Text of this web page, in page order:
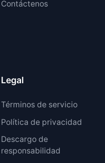
Contáctenos
Legal
Términos de servicio
Política de privacidad
Descargo de
responsabilidad